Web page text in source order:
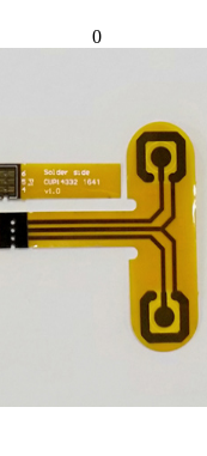
0